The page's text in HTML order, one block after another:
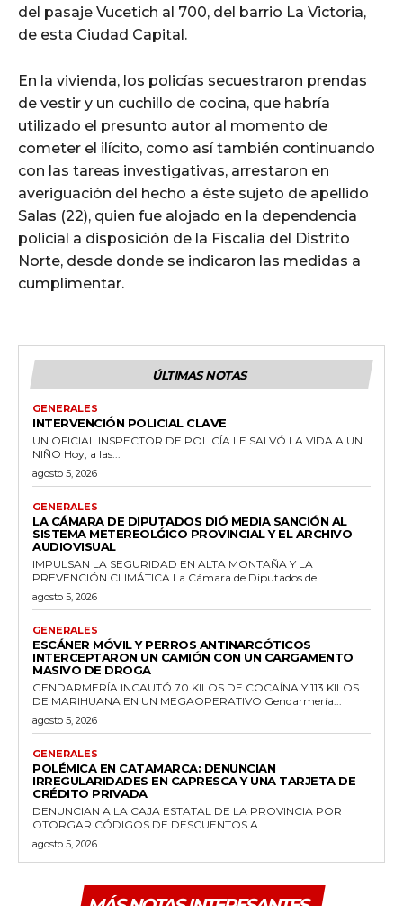
del pasaje Vucetich al 700, del barrio La Victoria,
de esta Ciudad Capital.
En la vivienda, los policías secuestraron prendas
de vestir y un cuchillo de cocina, que habría
utilizado el presunto autor al momento de
cometer el ilícito, como así también continuando
con las tareas investigativas, arrestaron en
averiguación del hecho a éste sujeto de apellido
Salas (22), quien fue alojado en la dependencia
policial a disposición de la Fiscalía del Distrito
Norte, desde donde se indicaron las medidas a
cumplimentar.
ÚLTIMAS NOTAS
GENERALES
INTERVENCIÓN POLICIAL CLAVE
UN OFICIAL INSPECTOR DE POLICÍA LE SALVÓ LA VIDA A UN
NIÑO Hoy, a las...
agosto 5, 2026
GENERALES
LA CÁMARA DE DIPUTADOS DIÓ MEDIA SANCIÓN AL
SISTEMA METEREOLǴICO PROVINCIAL Y EL ARCHIVO
AUDIOVISUAL
IMPULSAN LA SEGURIDAD EN ALTA MONTAÑA Y LA
PREVENCIÓN CLIMÁTICA La Cámara de Diputados de...
agosto 5, 2026
GENERALES
ESCÁNER MÓVIL Y PERROS ANTINARCÓTICOS
INTERCEPTARON UN CAMIÓN CON UN CARGAMENTO
MASIVO DE DROGA
GENDARMERÍA INCAUTÓ 70 KILOS DE COCAÍNA Y 113 KILOS
DE MARIHUANA EN UN MEGAOPERATIVO Gendarmería...
agosto 5, 2026
GENERALES
POLÉMICA EN CATAMARCA: DENUNCIAN
IRREGULARIDADES EN CAPRESCA Y UNA TARJETA DE
CRÉDITO PRIVADA
DENUNCIAN A LA CAJA ESTATAL DE LA PROVINCIA POR
OTORGAR CÓDIGOS DE DESCUENTOS A ...
agosto 5, 2026